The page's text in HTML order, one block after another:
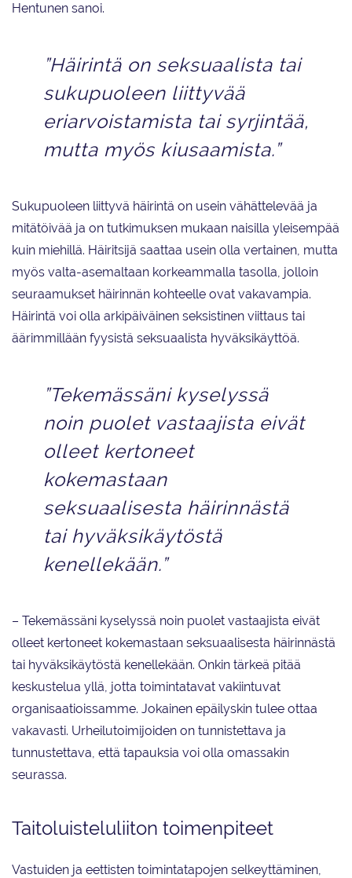
Hentunen sanoi.
”Häirintä on seksuaalista tai
sukupuoleen liittyvää
eriarvoistamista tai syrjintää,
mutta myös kiusaamista.”
Sukupuoleen liittyvä häirintä on usein vähättelevää ja
mitätöivää ja on tutkimuksen mukaan naisilla yleisempää
kuin miehillä. Häiritsijä saattaa usein olla vertainen, mutta
myös valta-asemaltaan korkeammalla tasolla, jolloin
seuraamukset häirinnän kohteelle ovat vakavampia.
Häirintä voi olla arkipäiväinen seksistinen viittaus tai
äärimmillään fyysistä seksuaalista hyväksikäyttöä.
”Tekemässäni kyselyssä
noin puolet vastaajista eivät
olleet kertoneet
kokemastaan
seksuaalisesta häirinnästä
tai hyväksikäytöstä
kenellekään.”
– Tekemässäni kyselyssä noin puolet vastaajista eivät
olleet kertoneet kokemastaan seksuaalisesta häirinnästä
tai hyväksikäytöstä kenellekään. Onkin tärkeä pitää
keskustelua yllä, jotta toimintatavat vakiintuvat
organisaatioissamme. Jokainen epäilyskin tulee ottaa
vakavasti. Urheilutoimijoiden on tunnistettava ja
tunnustettava, että tapauksia voi olla omassakin
seurassa.
Taitoluisteluliiton toimenpiteet
Vastuiden ja eettisten toimintatapojen selkeyttäminen,